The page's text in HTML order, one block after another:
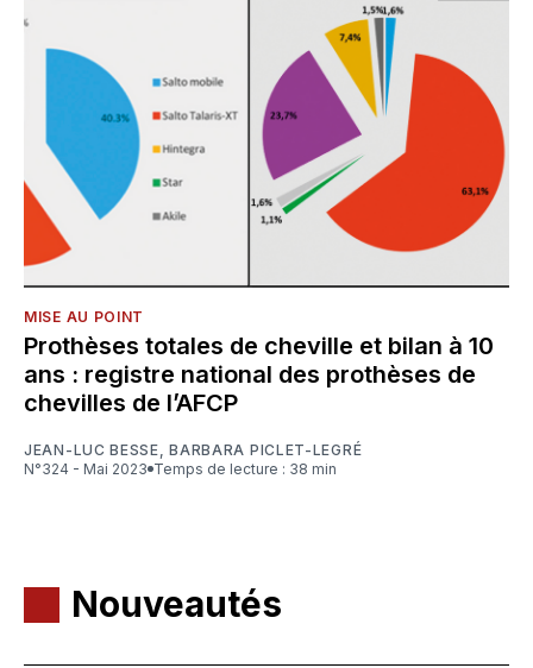
MISE AU POINT
Prothèses totales de cheville et bilan à 10
ans : registre national des prothèses de
chevilles de l’AFCP
JEAN-LUC BESSE ,BARBARA PICLET-LEGRÉ
N°324 - Mai 2023
Temps de lecture : 38 min
Nouveautés